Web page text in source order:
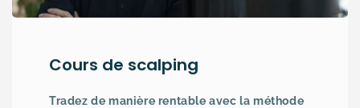
Cours de scalping
Tradez de manière rentable avec la méthode